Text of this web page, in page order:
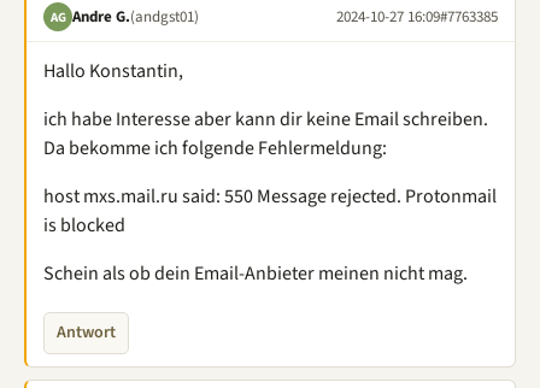
AG Andre G.(andgst01) 2024-10-27 16:09#7763385
Hallo Konstantin,
ich habe Interesse aber kann dir keine Email schreiben.
Da bekomme ich folgende Fehlermeldung:
host mxs.mail.ru said: 550 Message rejected. Protonmail
is blocked
Schein als ob dein Email-Anbieter meinen nicht mag.
Antwort